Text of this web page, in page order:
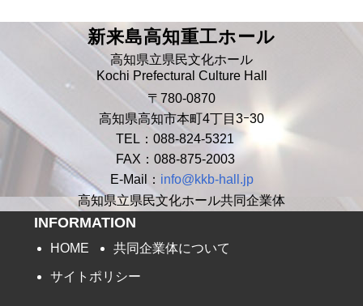
新来島高知重工ホール
高知県立県民文化ホール
Kochi Prefectural Culture Hall
〒780-0870
高知県高知市本町4丁目3ｰ30
TEL：088-824-5321
FAX：088-875-2003
E-Mail： info@kkb-hall.jp
高知県立県民文化ホール共同企業体
INFORMATION
HOME 共同企業体について
サイトポリシー